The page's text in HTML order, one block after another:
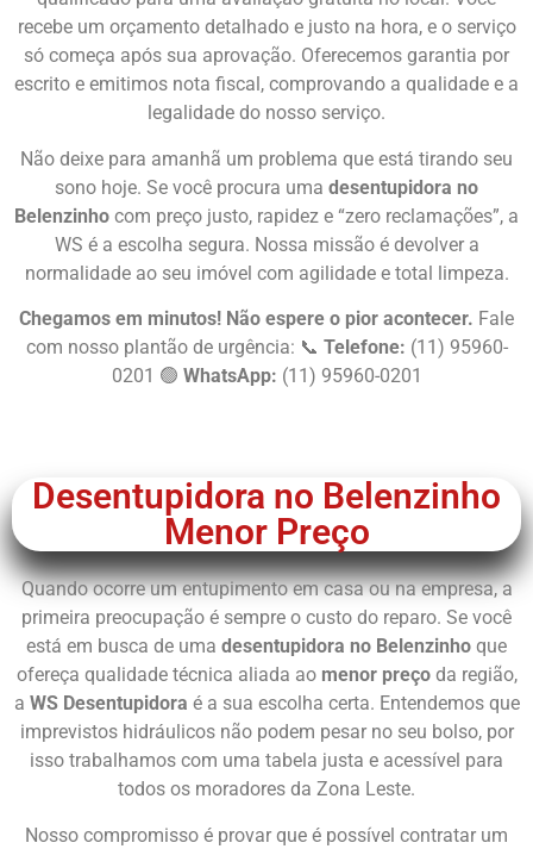
recebe um orçamento detalhado e justo na hora, e o serviço
só começa após sua aprovação. Oferecemos garantia por
escrito e emitimos nota fiscal, comprovando a qualidade e a
legalidade do nosso serviço.
Não deixe para amanhã um problema que está tirando seu
sono hoje. Se você procura uma desentupidora no
Belenzinho com preço justo, rapidez e “zero reclamações”, a
WS é a escolha segura. Nossa missão é devolver a
normalidade ao seu imóvel com agilidade e total limpeza.
Chegamos em minutos! Não espere o pior acontecer. Fale
com nosso plantão de urgência: 📞 Telefone: (11) 95960-
0201 🟢 WhatsApp: (11) 95960-0201
Desentupidora no Belenzinho
Menor Preço
Quando ocorre um entupimento em casa ou na empresa, a
primeira preocupação é sempre o custo do reparo. Se você
está em busca de uma desentupidora no Belenzinho que
ofereça qualidade técnica aliada ao menor preçoda região,
a WS Desentupidora é a sua escolha certa. Entendemos que
imprevistos hidráulicos não podem pesar no seu bolso, por
isso trabalhamos com uma tabela justa e acessível para
todos os moradores da Zona Leste.
Nosso compromisso é provar que é possível contratar um